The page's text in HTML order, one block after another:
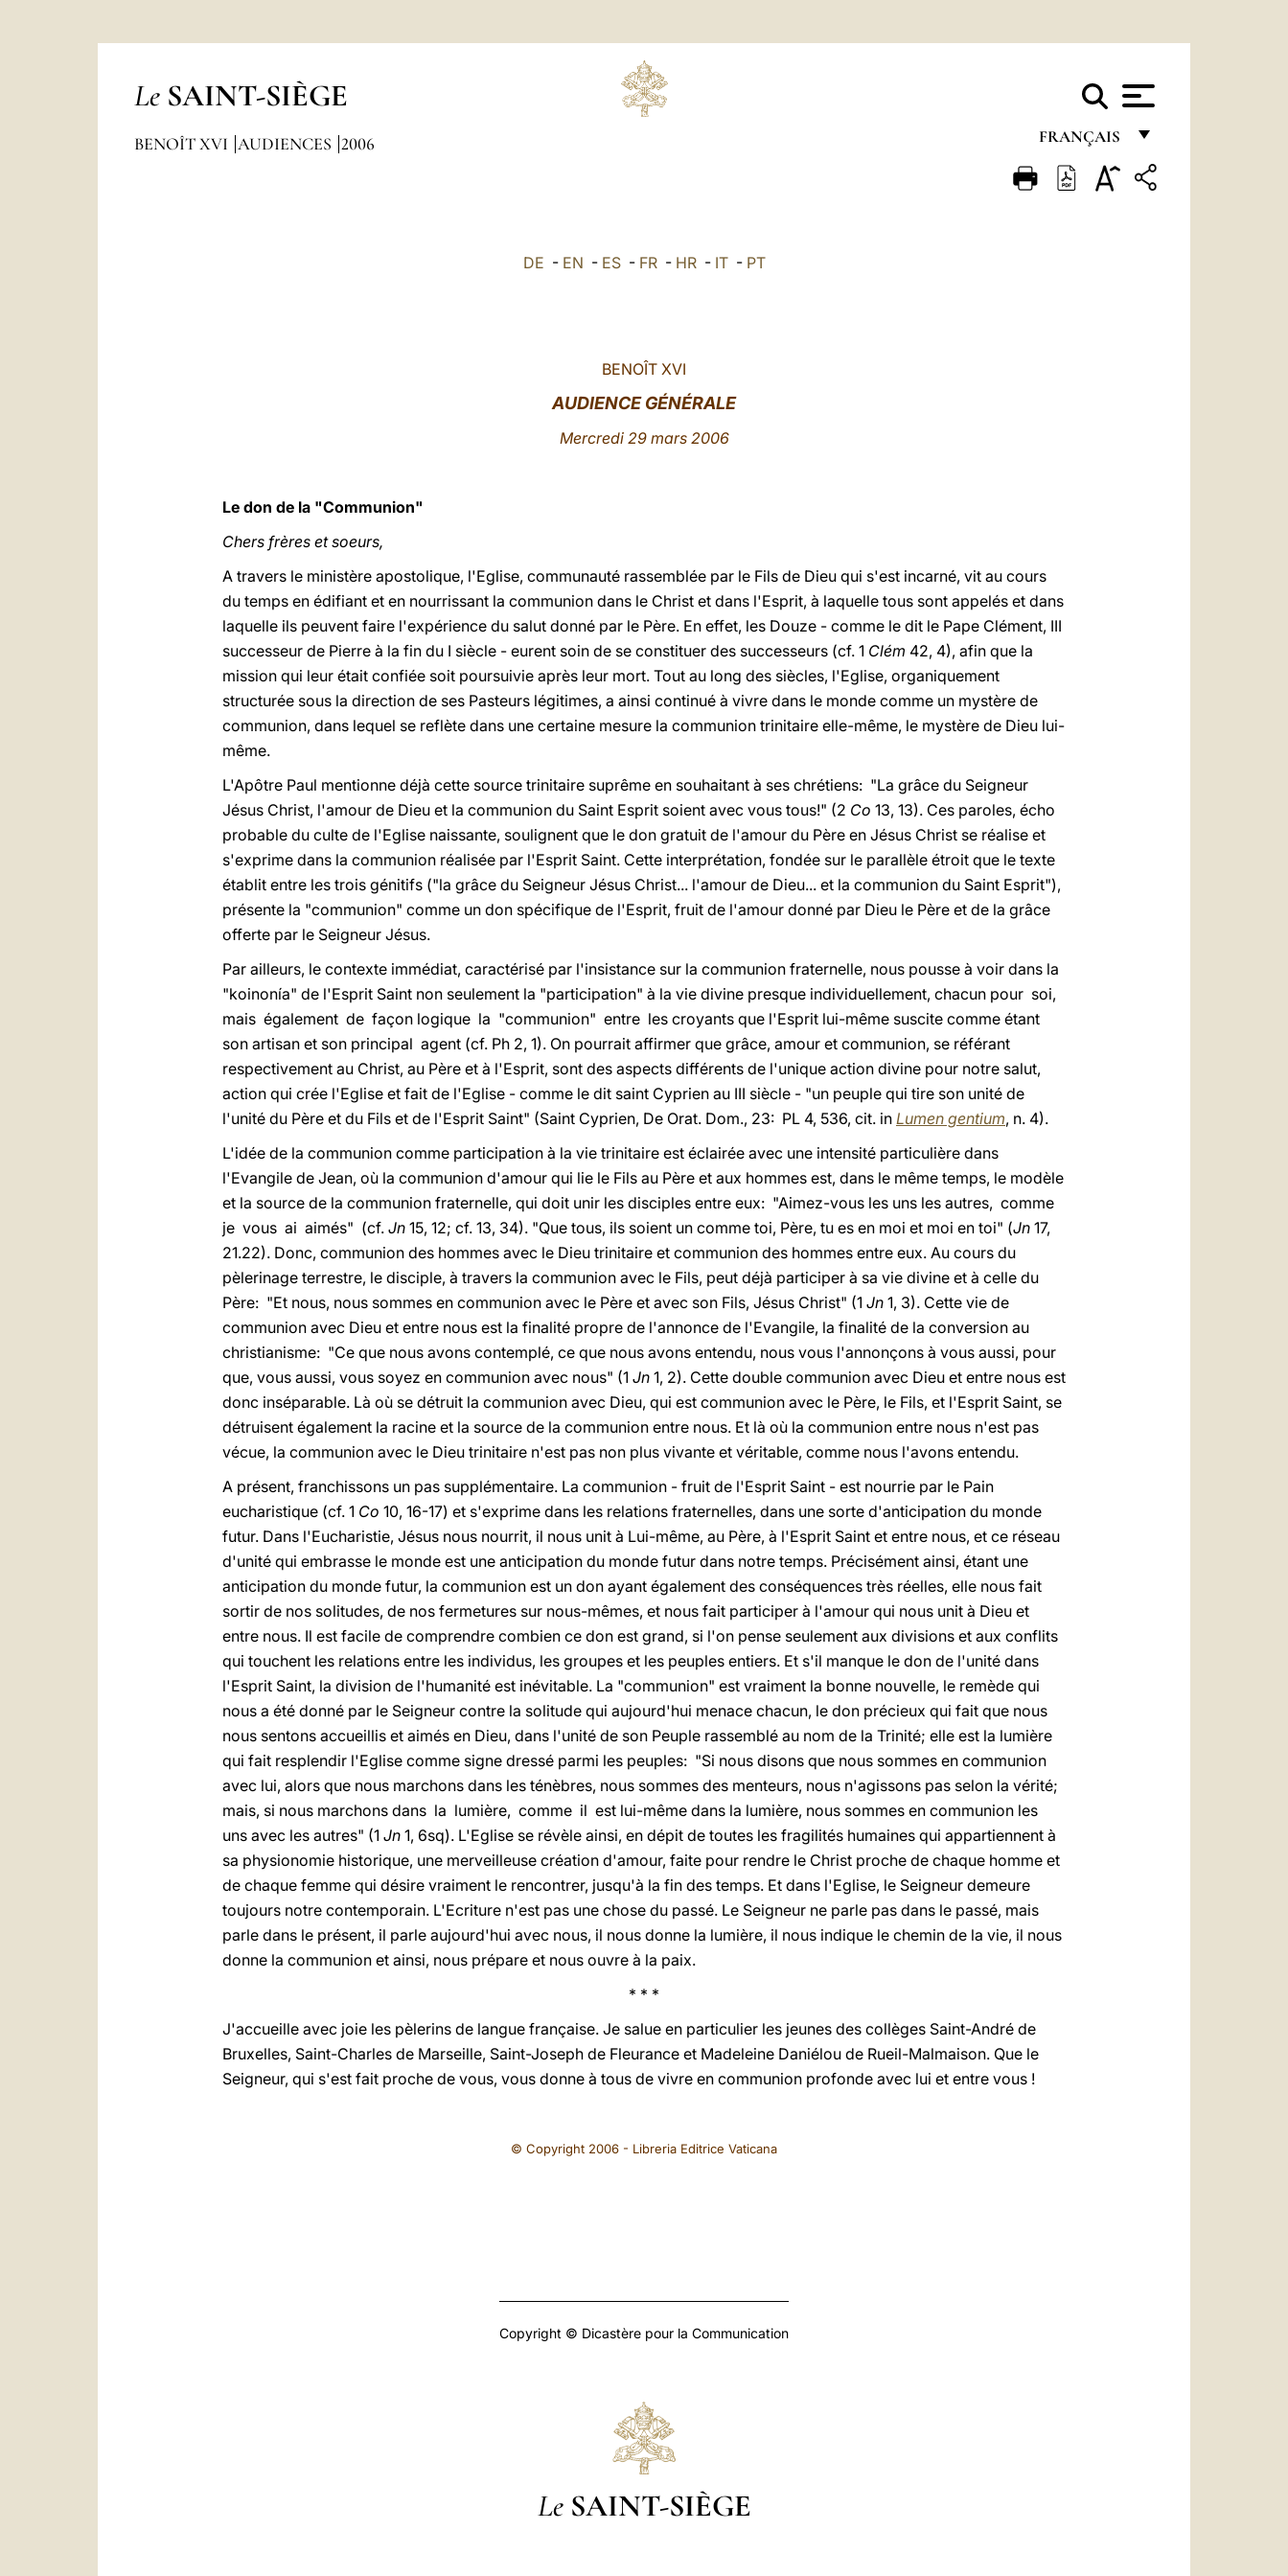
Le SAINT-SIÈGE
FRANÇAIS
FRANÇAIS
BENOÎT XVI AUDIENCES 2006
DE - EN - ES- FR- HR- IT- PT
BENOÎT XVI
AUDIENCE GÉNÉRALE
Mercredi 29 mars 2006
Le don de la "Communion"
Chers frères et soeurs,
A travers le ministère apostolique, l'Eglise, communauté rassemblée par le Fils de Dieu qui s'est incarné, vit au cours
du temps en édifiant et en nourrissant la communion dans le Christ et dans l'Esprit, à laquelle tous sont appelés et dans
laquelle ils peuvent faire l'expérience du salut donné par le Père. En effet, les Douze - comme le dit le Pape Clément, III
successeur de Pierre à la fin du I siècle - eurent soin de se constituer des successeurs (cf. 1 Clém 42, 4), afin que la
mission qui leur était confiée soit poursuivie après leur mort. Tout au long des siècles, l'Eglise, organiquement
structurée sous la direction de ses Pasteurs légitimes, a ainsi continué à vivre dans le monde comme un mystère de
communion, dans lequel se reflète dans une certaine mesure la communion trinitaire elle-même, le mystère de Dieu lui-
même.
L'Apôtre Paul mentionne déjà cette source trinitaire suprême en souhaitant à ses chrétiens: "La grâce du Seigneur
Jésus Christ, l'amour de Dieu et la communion du Saint Esprit soient avec vous tous!" (2 Co 13, 13). Ces paroles, écho
probable du culte de l'Eglise naissante, soulignent que le don gratuit de l'amour du Père en Jésus Christ se réalise et
s'exprime dans la communion réalisée par l'Esprit Saint. Cette interprétation, fondée sur le parallèle étroit que le texte
établit entre les trois génitifs ("la grâce du Seigneur Jésus Christ... l'amour de Dieu... et la communion du Saint Esprit"),
présente la "communion" comme un don spécifique de l'Esprit, fruit de l'amour donné par Dieu le Père et de la grâce
offerte par le Seigneur Jésus.
Par ailleurs, le contexte immédiat, caractérisé par l'insistance sur la communion fraternelle, nous pousse à voir dans la
"koinonía" de l'Esprit Saint non seulement la "participation" à la vie divine presque individuellement, chacun pour soi,
mais également de façon logique la "communion" entre les croyants que l'Esprit lui-même suscite comme étant
son artisan et son principal agent (cf. Ph 2, 1). On pourrait affirmer que grâce, amour et communion, se référant
respectivement au Christ, au Père et à l'Esprit, sont des aspects différents de l'unique action divine pour notre salut,
action qui crée l'Eglise et fait de l'Eglise - comme le dit saint Cyprien au III siècle - "un peuple qui tire son unité de
l'unité du Père et du Fils et de l'Esprit Saint" (Saint Cyprien, De Orat. Dom., 23: PL 4, 536, cit. in Lumen gentium, n. 4).
L'idée de la communion comme participation à la vie trinitaire est éclairée avec une intensité particulière dans
l'Evangile de Jean, où la communion d'amour qui lie le Fils au Père et aux hommes est, dans le même temps, le modèle
et la source de la communion fraternelle, qui doit unir les disciples entre eux: "Aimez-vous les uns les autres, comme
je vous ai aimés" (cf. Jn 15, 12; cf. 13, 34). "Que tous, ils soient un comme toi, Père, tu es en moi et moi en toi" (Jn 17,
21.22). Donc, communion des hommes avec le Dieu trinitaire et communion des hommes entre eux. Au cours du
pèlerinage terrestre, le disciple, à travers la communion avec le Fils, peut déjà participer à sa vie divine et à celle du
Père: "Et nous, nous sommes en communion avec le Père et avec son Fils, Jésus Christ" (1 Jn 1, 3). Cette vie de
communion avec Dieu et entre nous est la finalité propre de l'annonce de l'Evangile, la finalité de la conversion au
christianisme: "Ce que nous avons contemplé, ce que nous avons entendu, nous vous l'annonçons à vous aussi, pour
que, vous aussi, vous soyez en communion avec nous" (1 Jn 1, 2). Cette double communion avec Dieu et entre nous est
donc inséparable. Là où se détruit la communion avec Dieu, qui est communion avec le Père, le Fils, et l'Esprit Saint, se
détruisent également la racine et la source de la communion entre nous. Et là où la communion entre nous n'est pas
vécue, la communion avec le Dieu trinitaire n'est pas non plus vivante et véritable, comme nous l'avons entendu.
A présent, franchissons un pas supplémentaire. La communion - fruit de l'Esprit Saint - est nourrie par le Pain
eucharistique (cf. 1 Co 10, 16-17) et s'exprime dans les relations fraternelles, dans une sorte d'anticipation du monde
futur. Dans l'Eucharistie, Jésus nous nourrit, il nous unit à Lui-même, au Père, à l'Esprit Saint et entre nous, et ce réseau
d'unité qui embrasse le monde est une anticipation du monde futur dans notre temps. Précisément ainsi, étant une
anticipation du monde futur, la communion est un don ayant également des conséquences très réelles, elle nous fait
sortir de nos solitudes, de nos fermetures sur nous-mêmes, et nous fait participer à l'amour qui nous unit à Dieu et
entre nous. Il est facile de comprendre combien ce don est grand, si l'on pense seulement aux divisions et aux conflits
qui touchent les relations entre les individus, les groupes et les peuples entiers. Et s'il manque le don de l'unité dans
l'Esprit Saint, la division de l'humanité est inévitable. La "communion" est vraiment la bonne nouvelle, le remède qui
nous a été donné par le Seigneur contre la solitude qui aujourd'hui menace chacun, le don précieux qui fait que nous
nous sentons accueillis et aimés en Dieu, dans l'unité de son Peuple rassemblé au nom de la Trinité; elle est la lumière
qui fait resplendir l'Eglise comme signe dressé parmi les peuples: "Si nous disons que nous sommes en communion
avec lui, alors que nous marchons dans les ténèbres, nous sommes des menteurs, nous n'agissons pas selon la vérité;
mais, si nous marchons dans la lumière, comme il est lui-même dans la lumière, nous sommes en communion les
uns avec les autres" (1 Jn 1, 6sq). L'Eglise se révèle ainsi, en dépit de toutes les fragilités humaines qui appartiennent à
sa physionomie historique, une merveilleuse création d'amour, faite pour rendre le Christ proche de chaque homme et
de chaque femme qui désire vraiment le rencontrer, jusqu'à la fin des temps. Et dans l'Eglise, le Seigneur demeure
toujours notre contemporain. L'Ecriture n'est pas une chose du passé. Le Seigneur ne parle pas dans le passé, mais
parle dans le présent, il parle aujourd'hui avec nous, il nous donne la lumière, il nous indique le chemin de la vie, il nous
donne la communion et ainsi, nous prépare et nous ouvre à la paix.
* * *
J'accueille avec joie les pèlerins de langue française. Je salue en particulier les jeunes des collèges Saint-André de
Bruxelles, Saint-Charles de Marseille, Saint-Joseph de Fleurance et Madeleine Daniélou de Rueil-Malmaison. Que le
Seigneur, qui s'est fait proche de vous, vous donne à tous de vivre en communion profonde avec lui et entre vous !
© Copyright 2006 - Libreria Editrice Vaticana
Copyright © Dicastère pour la Communication
Le SAINT-SIÈGE